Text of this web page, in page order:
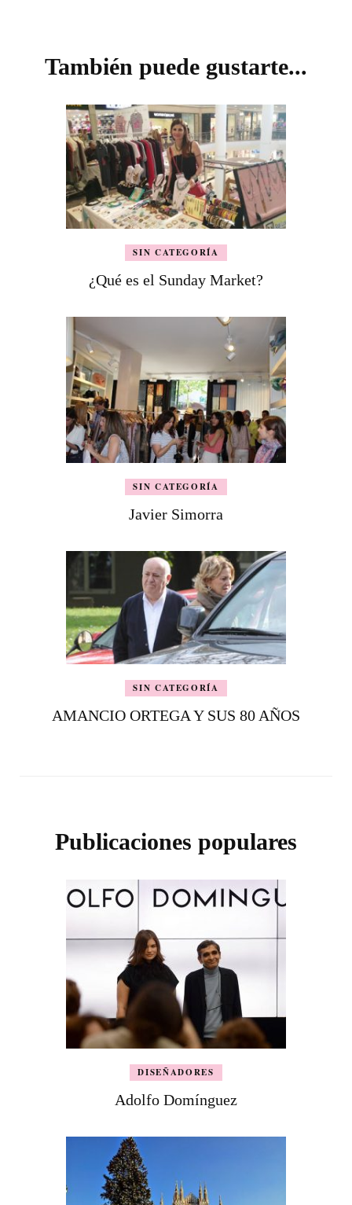
entradas
También puede gustarte...
SIN CATEGORÍA
¿Qué es el Sunday Market?
SIN CATEGORÍA
Javier Simorra
SIN CATEGORÍA
AMANCIO ORTEGA Y SUS 80 AÑOS
Publicaciones populares
DISEÑADORES
Adolfo Domínguez